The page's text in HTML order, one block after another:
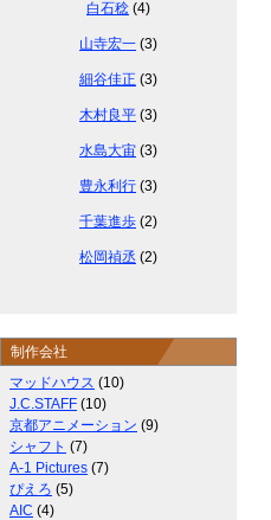
白石稔 (4)
山寺宏一 (3)
細谷佳正 (3)
木村良平 (3)
水島大宙 (3)
豊永利行 (3)
千葉進歩 (2)
松岡禎丞 (2)
制作会社
マッドハウス (10)
J.C.STAFF (10)
京都アニメーション (9)
シャフト (7)
A-1 Pictures (7)
ぴえろ (5)
AIC (4)